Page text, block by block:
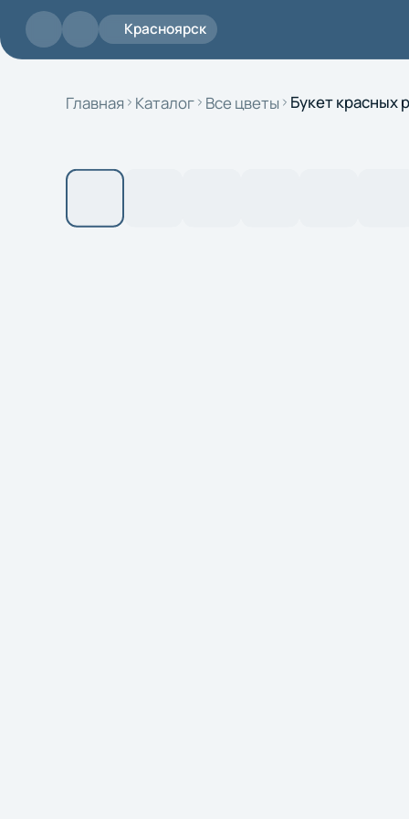
Перейти к основному содержанию
Красноярск
Главная Каталог Все цветы
Букет красных
Поиск
Доставка